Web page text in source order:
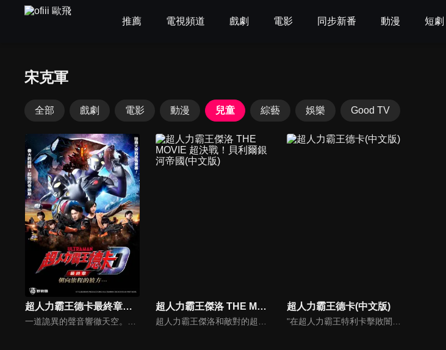
推薦 電視頻道 戲劇 電影 同步新番 動漫 短劇
宋克軍
全部 戲劇 電影 動漫 兒童 綜藝 娛樂 Good TV
超人力霸王德卡最終章：旅途的彼方…(中文版) 超人力霸王傑洛 THE MOVIE 超決戰！貝利爾銀河帝國(中文版) 超人力霸王德卡(中文版)